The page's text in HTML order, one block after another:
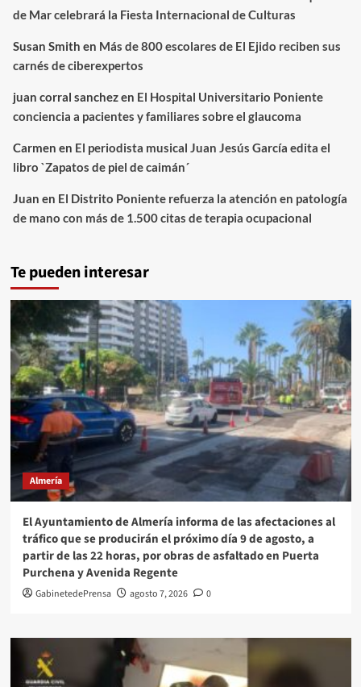
de Mar celebrará la Fiesta Internacional de Culturas
Susan Smith en Más de 800 escolares de El Ejido reciben sus
carnés de ciberexpertos
juan corral sanchezen El Hospital Universitario Poniente
conciencia a pacientes y familiares sobre el glaucoma
Carmen en El periodista musical Juan Jesús García edita el
libro `Zapatos de piel de caimán´
Juan en El Distrito Poniente refuerza la atención en patología
de mano con más de 1.500 citas de terapia ocupacional
Te pueden interesar
Almería
El Ayuntamiento de Almería informa de las afectaciones al
tráfico que se producirán el próximo día 9 de agosto, a
partir de las 22 horas, por obras de asfaltado en Puerta
Purchena y Avenida Regente
GabinetedePrensa agosto 7, 2026 0